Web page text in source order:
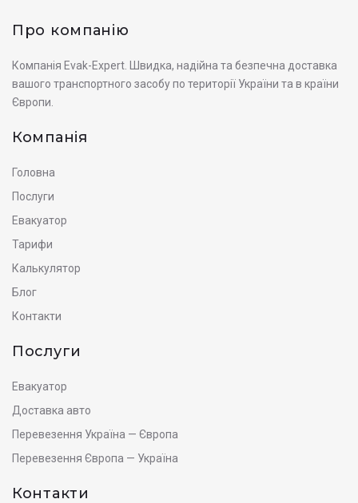
Про компанію
Компанія Evak-Expert. Швидка, надійна та безпечна доставка
вашого транспортного засобу по території України та в країни
Європи.
Компанія
Головна
Послуги
Евакуатор
Тарифи
Калькулятор
Блог
Контакти
Послуги
Евакуатор
Доставка авто
Перевезення Україна — Європа
Перевезення Європа — Україна
Контакти